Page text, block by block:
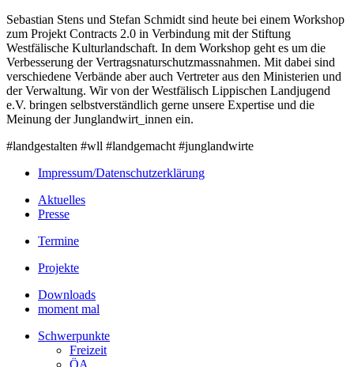
Sebastian Stens und Stefan Schmidt sind heute bei einem Workshop
zum Projekt Contracts 2.0 in Verbindung mit der Stiftung
Westfälische Kulturlandschaft. In dem Workshop geht es um die
Verbesserung der Vertragsnaturschutzmassnahmen. Mit dabei sind
verschiedene Verbände aber auch Vertreter aus den Ministerien und
der Verwaltung. Wir von der Westfälisch Lippischen Landjugend
e.V. bringen selbstverständlich gerne unsere Expertise und die
Meinung der Junglandwirt_innen ein.
#landgestalten #wll #landgemacht #junglandwirte
Impressum/Datenschutzerklärung
Aktuelles
Presse
Termine
Projekte
Downloads
moment mal
Schwerpunkte
Freizeit
ÖA